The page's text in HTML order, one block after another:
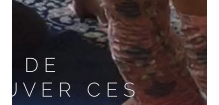
A PROPOS
INDIVIDUEL
INVITE-MOI